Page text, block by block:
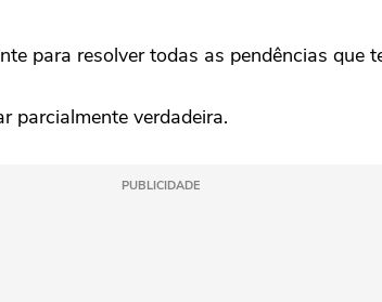
para resolver todas as pendências que
parcialmente verdadeira.
PUBLICIDADE